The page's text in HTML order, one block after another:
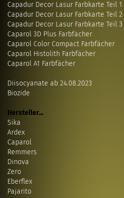
Capadur Decor Lasur Farbkarte Teil 1
Capadur Decor Lasur Farbkarte Teil 2
Capadur Decor Lasur Farbkarte Teil 3
Caparol 3D Plus Farbfächer
Caparol Color Compact Farbfächer
Caparol Histolith Farbfächer
Caparol A1 Farbfächer
Diisocyanate ab 24.08.2023
Biozide
Hersteller...
Sika
Ardex
Caparol
Remmers
Dinova
Zero
Eberflex
Pajarito